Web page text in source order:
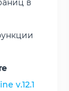
v.12.1